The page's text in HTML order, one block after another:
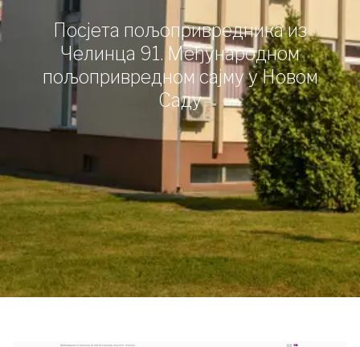
Посјета пољопривредника из
Челинца 91. Међународном
пољопривредном сајму у Новом
Саду